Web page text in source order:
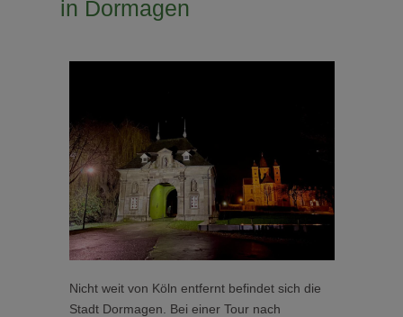
in Dormagen
Nicht weit von Köln entfernt befindet sich die
Stadt Dormagen. Bei einer Tour nach